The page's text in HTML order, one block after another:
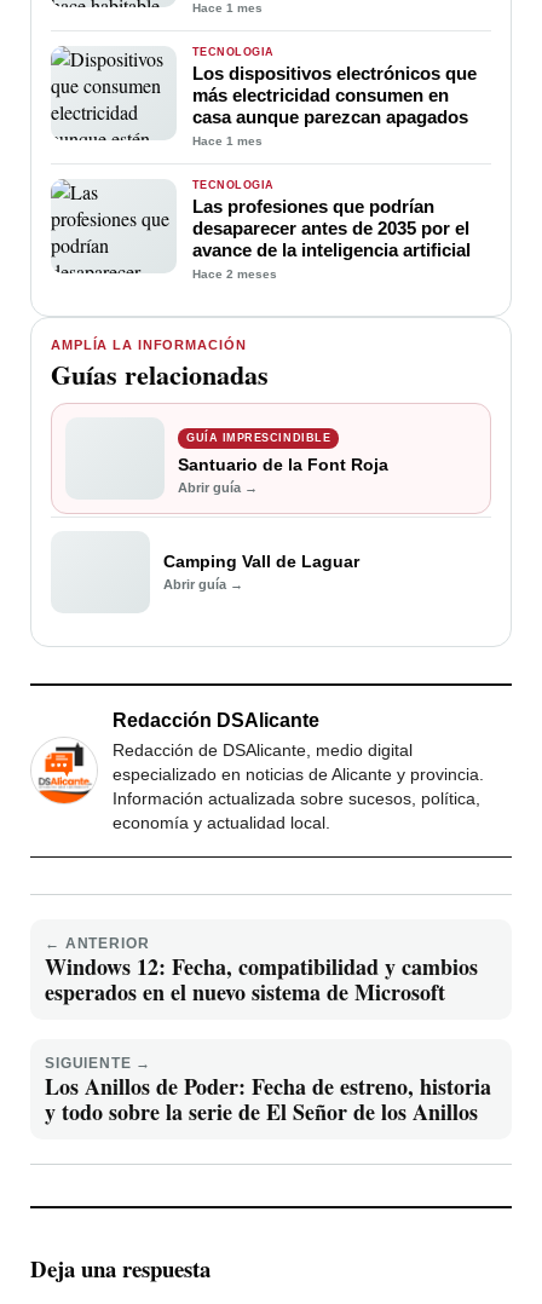
AMPLÍA LA INFORMACIÓN
Guías relacionadas
GUÍA IMPRESCINDIBLE
Santuario de la Font Roja
Abrir guía →
Camping Vall de Laguar
Abrir guía →
Hace 1 mes
TECNOLOGÍA
Los dispositivos electrónicos que
más electricidad consumen en
casa aunque parezcan apagados
Hace 1 mes
TECNOLOGÍA
Las profesiones que podrían
desaparecer antes de 2035 por el
avance de la inteligencia artificial
Hace 2 meses
Redacción DSAlicante
Redacción de DSAlicante, medio digital
especializado en noticias de Alicante y provincia.
Información actualizada sobre sucesos, política,
economía y actualidad local.
← ANTERIOR
Windows 12: Fecha, compatibilidad y cambios
esperados en el nuevo sistema de Microsoft
SIGUIENTE →
Los Anillos de Poder: Fecha de estreno, historia
y todo sobre la serie de El Señor de los Anillos
Deja una respuesta